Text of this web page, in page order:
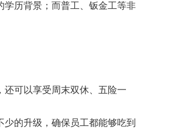
历背景；而普工、钣金工等非
可以享受周末双休、五险一
的升级，确保员工都能够吃到